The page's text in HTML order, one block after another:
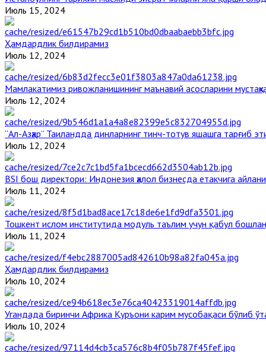
Июль 15, 2024
Ҳамдардлик билдирамиз
Июль 12, 2024
Мамлакатимиз ривожланишининг маънавий асосларини
Июль 12, 2024
“Ал-Азҳар” Таиландда динларнинг тинч-тотув яшашга тарғиб
Июль 12, 2024
BSI бош директори: Индонезия ҳалол бизнесда етакчига
Июль 11, 2024
Тошкент ислом институтида модуль таълим учун қабул
Июль 11, 2024
Ҳамдардлик билдирамиз
Июль 10, 2024
Угандада биринчи Aфрика Қуръони карим мусобақаси бўлиб
Июль 10, 2024